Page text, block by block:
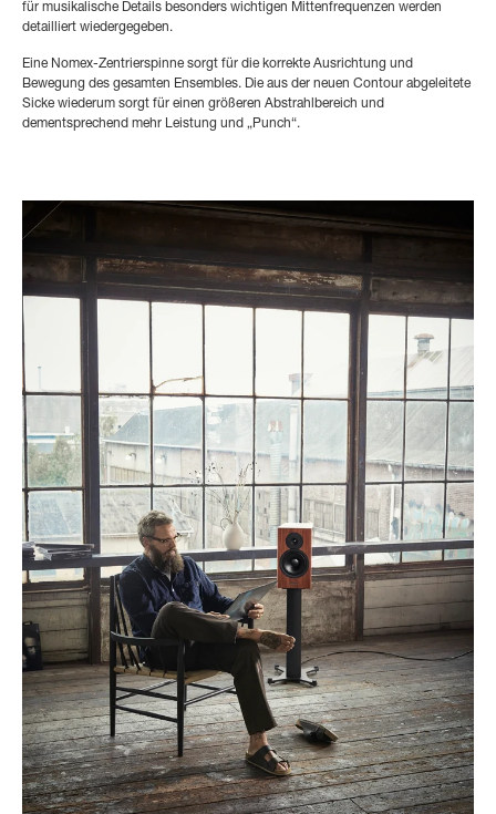
für musikalische Details besonders wichtigen Mittenfrequenzen werden
detailliert wiedergegeben.
Eine Nomex-Zentrierspinne sorgt für die korrekte Ausrichtung und
Bewegung des gesamten Ensembles. Die aus der neuen Contour abgeleitete
Sicke wiederum sorgt für einen größeren Abstrahlbereich und
dementsprechend mehr Leistung und „Punch“.